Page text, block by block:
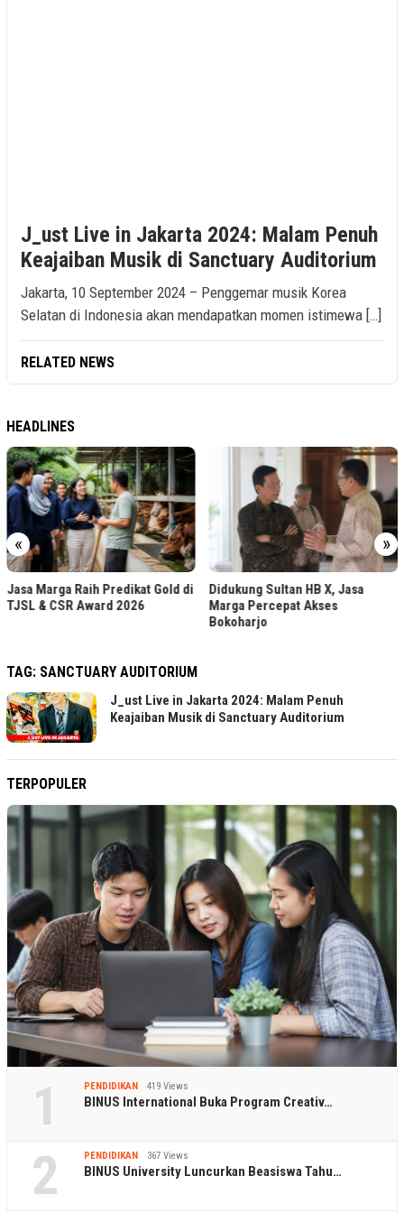
J_ust Live in Jakarta 2024: Malam Penuh
Keajaiban Musik di Sanctuary Auditorium
Jakarta, 10 September 2024 – Penggemar musik Korea
Selatan di Indonesia akan mendapatkan momen istimewa […]
RELATED NEWS
HEADLINES
« »
Jasa Marga Raih Predikat Gold di
TJSL & CSR Award 2026
Didukung Sultan HB X, Jasa
Marga Percepat Akses
Bokoharjo
TAG: SANCTUARY AUDITORIUM
J_ust Live in Jakarta 2024: Malam Penuh
Keajaiban Musik di Sanctuary Auditorium
TERPOPULER
1 PENDIDIKAN 419 Views
BINUS International Buka Program Creativ…
2 PENDIDIKAN 367 Views
BINUS University Luncurkan Beasiswa Tahu…